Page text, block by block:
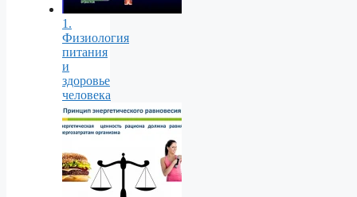
1.
Физиология
питания
и
здоровье
человека